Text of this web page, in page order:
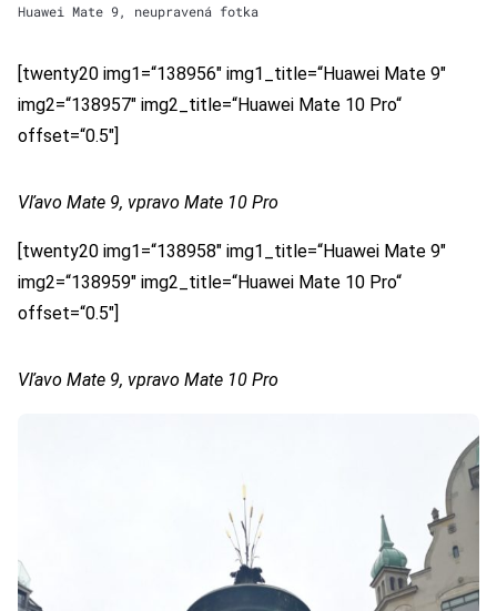
Huawei Mate 9, neupravená fotka
[twenty20 img1=“138956″ img1_title=“Huawei Mate 9″
img2=“138957″ img2_title=“Huawei Mate 10 Pro“
offset=“0.5″]
Vľavo Mate 9, vpravo Mate 10 Pro
[twenty20 img1=“138958″ img1_title=“Huawei Mate 9″
img2=“138959″ img2_title=“Huawei Mate 10 Pro“
offset=“0.5″]
Vľavo Mate 9, vpravo Mate 10 Pro